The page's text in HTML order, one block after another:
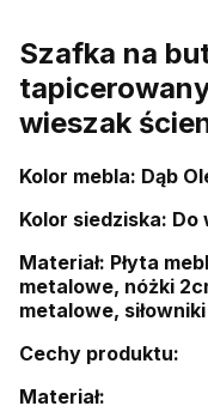
Szafka na
wieszak
Kolor mebla: Dąb
Kolor siedziska:
Materiał: Płyta
metalowe, nóżki
metalowe,
Cechy produktu:
Materiał: